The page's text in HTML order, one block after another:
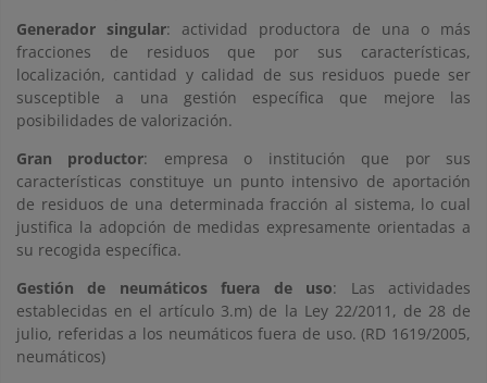
Generador singular: actividad productora de una o más
fracciones de residuos que por sus características,
localización, cantidad y calidad de sus residuos puede ser
susceptible a una gestión específica que mejore las
posibilidades de valorización.
Gran productor: empresa o institución que por sus
características constituye un punto intensivo de aportación
de residuos de una determinada fracción al sistema, lo cual
justifica la adopción de medidas expresamente orientadas a
su recogida específica.
Gestión de neumáticos fuera de uso: Las actividades
establecidas en el artículo 3.m) de la Ley 22/2011, de 28 de
julio, referidas a los neumáticos fuera de uso. (RD 1619/2005,
neumáticos)